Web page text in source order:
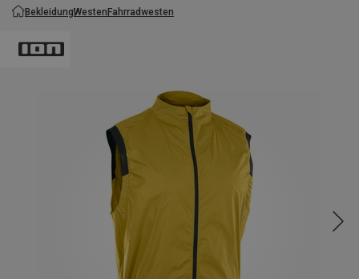
BekleidungWestenFahrradwesten